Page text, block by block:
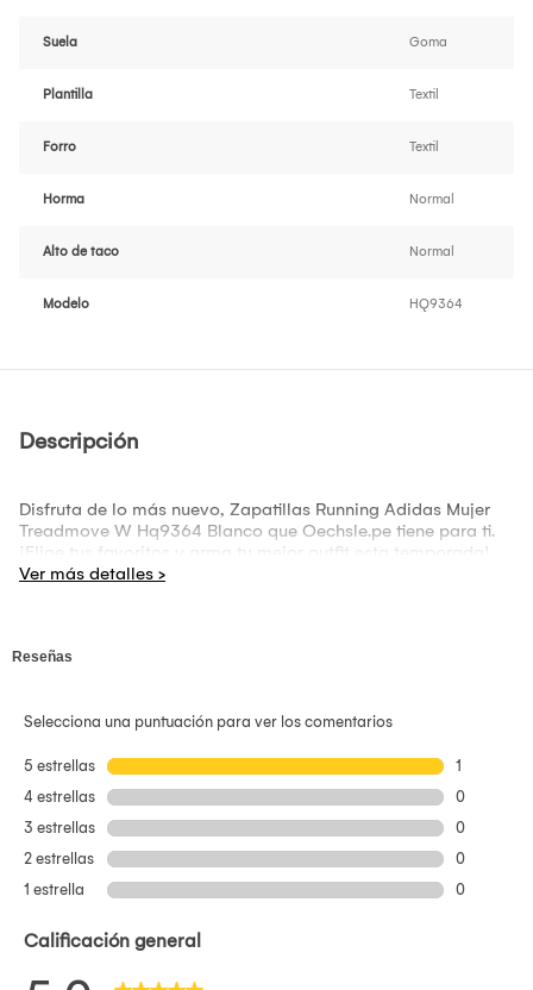
Suela Goma
Plantilla Textil
Forro Textil
Horma Normal
Alto de taco Normal
Modelo HQ9364
Descripción
Disfruta de lo más nuevo, Zapatillas Running Adidas Mujer
Treadmove W Hq9364 Blanco que Oechsle.pe tiene para ti.
¡Elige tus favoritos y arma tu mejor outfit esta temporada!